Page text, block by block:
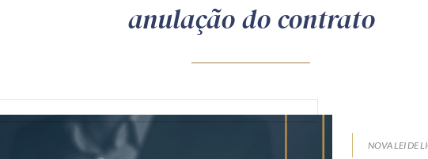
anulação do contrato
NOVA LEI DE